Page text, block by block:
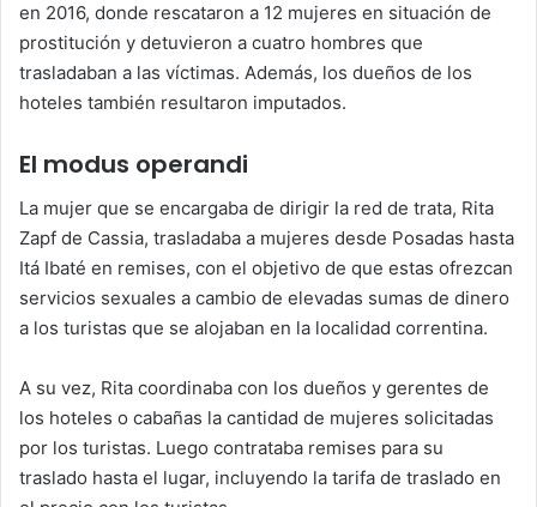
en 2016, donde rescataron a 12 mujeres en situación de
prostitución y detuvieron a cuatro hombres que
trasladaban a las víctimas. Además, los dueños de los
hoteles también resultaron imputados.
El modus operandi
La mujer que se encargaba de dirigir la red de trata, Rita
Zapf de Cassia, trasladaba a mujeres desde Posadas hasta
Itá Ibaté en remises, con el objetivo de que estas ofrezcan
servicios sexuales a cambio de elevadas sumas de dinero
a los turistas que se alojaban en la localidad correntina.
A su vez, Rita coordinaba con los dueños y gerentes de
los hoteles o cabañas la cantidad de mujeres solicitadas
por los turistas. Luego contrataba remises para su
traslado hasta el lugar, incluyendo la tarifa de traslado en